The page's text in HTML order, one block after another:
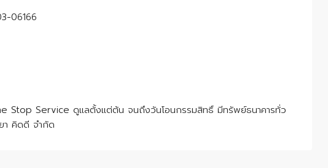
06166
Stop Service ดูแลตั้งแต่ต้น จนถึงวันโอนกรรมสิทธิ์ มีทรัพย์ธนาคารทั่ว
า คิดดี จำกัด